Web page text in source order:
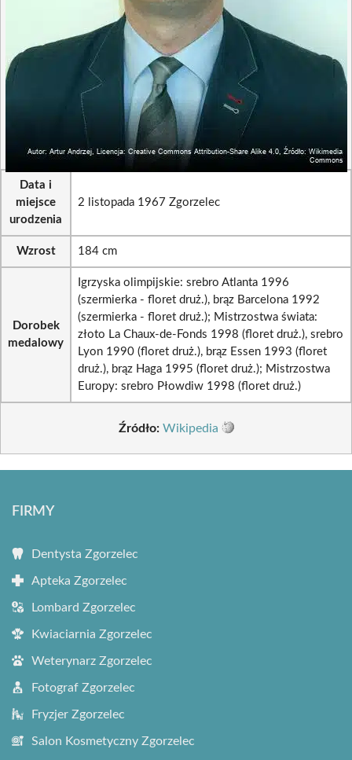
Data i
miejsce
urodzenia
2 listopada 1967 Zgorzelec
Wzrost 184 cm
Dorobek
medalowy
Igrzyska olimpijskie: srebro Atlanta 1996
(szermierka - floret druż.), brąz Barcelona 1992
(szermierka - floret druż.); Mistrzostwa świata:
złoto La Chaux-de-Fonds 1998 (floret druż.), srebro
Lyon 1990 (floret druż.), brąz Essen 1993 (floret
druż.), brąz Haga 1995 (floret druż.); Mistrzostwa
Europy: srebro Płowdiw 1998 (floret druż.)
Źródło: Wikipedia
FIRMY
Dentysta Zgorzelec
Apteka Zgorzelec
Lombard Zgorzelec
Kwiaciarnia Zgorzelec
Weterynarz Zgorzelec
Fotograf Zgorzelec
Fryzjer Zgorzelec
Salon Kosmetyczny Zgorzelec